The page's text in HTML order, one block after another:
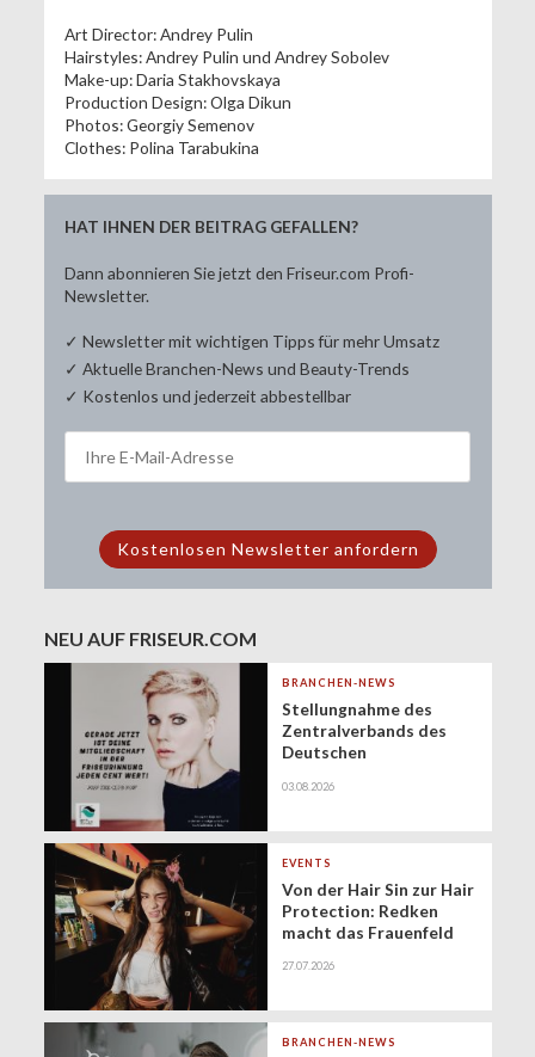
Art Director: Andrey Pulin
Hairstyles: Andrey Pulin und Andrey Sobolev
Make-up: Daria Stakhovskaya
Production Design: Olga Dikun
Photos: Georgiy Semenov
Clothes: Polina Tarabukina
HAT IHNEN DER BEITRAG GEFALLEN?
Dann abonnieren Sie jetzt den Friseur.com Profi-
Newsletter.
✓ Newsletter mit wichtigen Tipps für mehr Umsatz
✓ Aktuelle Branchen-News und Beauty-Trends
✓ Kostenlos und jederzeit abbestellbar
NEU AUF FRISEUR.COM
BRANCHEN-NEWS
Stellungnahme des
Zentralverbands des
Deutschen
Zukunft der
(Minijobs)
03.08.2026
EVENTS
Von der Hair Sin zur Hair
Protection: Redken
macht das Frauenfeld
gesundes Haar
27.07.2026
BRANCHEN-NEWS